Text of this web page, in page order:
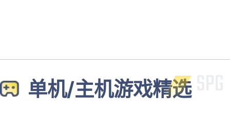
单机/主机游戏精选